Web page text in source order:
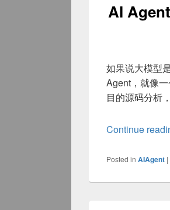
AI
如果说大模型
Agent，就像
目的源码分析
Continue
Posted in AIAgent |